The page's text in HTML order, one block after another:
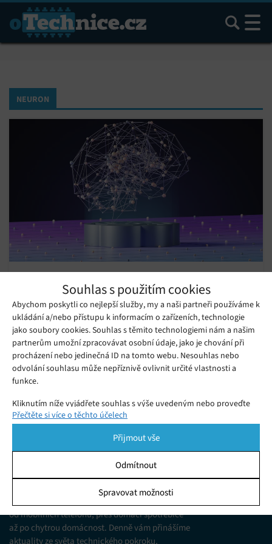
Souhlas s použitím cookies
Abychom poskytli co nejlepší služby, my a naši partneři používáme k
ukládání a/nebo přístupu k informacím o zařízeních, technologie
jako soubory cookies. Souhlas s těmito technologiemi nám a našim
partnerům umožní zpracovávat osobní údaje, jako je chování při
procházení nebo jedinečná ID na tomto webu. Nesouhlas nebo
odvolání souhlasu může nepříznivě ovlivnit určité vlastnosti a
funkce.
Kliknutím níže vyjádřete souhlas s výše uvedeným nebo proveďte
podrobnější rozhodnutí. Vaše volby budou použity pouze na tomto
pomocí přepínačů v Zásadách cookies nebo kliknutím na tlačítko
Spravovat souhlas ve spodní části obrazovky.
Ukládání a/nebo přístup k informacím v zařízení, Porozumění
publiku prostřednictvím statistik nebo kombinací údajů z
různých zdrojů.
Přečtěte si více o těchto účelech
Přijmout vše
Odmítnout
Spravovat možnosti
Hledat
NEURON
lidskou mozkovou tkáň s elektronikou
Středa 13. 12. 2023 Samuel
Jako titulek ze sci-fi hororu – vědcům se podařilo překlenout
kritickou propast mezi biologickým a elektronickým světem.
Jsme web zajímající se o technologické novinky
od mobilních telefonů, přes domácí spotřebiče
až po chytrou domácnost. Denně vám přinášíme
aktuality ze světa technického pokroku,